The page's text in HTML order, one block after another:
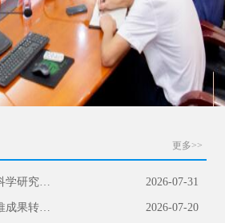
更多>>
自治区科技厅组织召开科学研究和技术服务业企… 2026-07-31
政策与技术双轮驱动助推成果转化 ——霍林郭… 2026-07-20